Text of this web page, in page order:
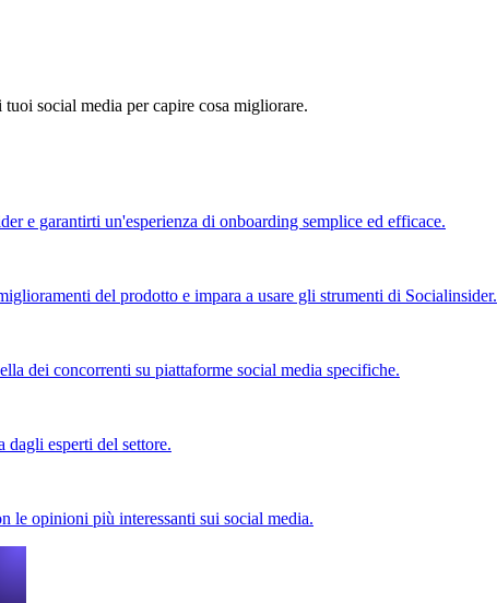
social media per capire cosa migliorare.
e garantirti un'esperienza di onboarding semplice ed efficace.
del prodotto e impara a usare gli strumenti di Socialinsider.
dei concorrenti su piattaforme social media specifiche.
dagli esperti del settore.
le opinioni più interessanti sui social media.